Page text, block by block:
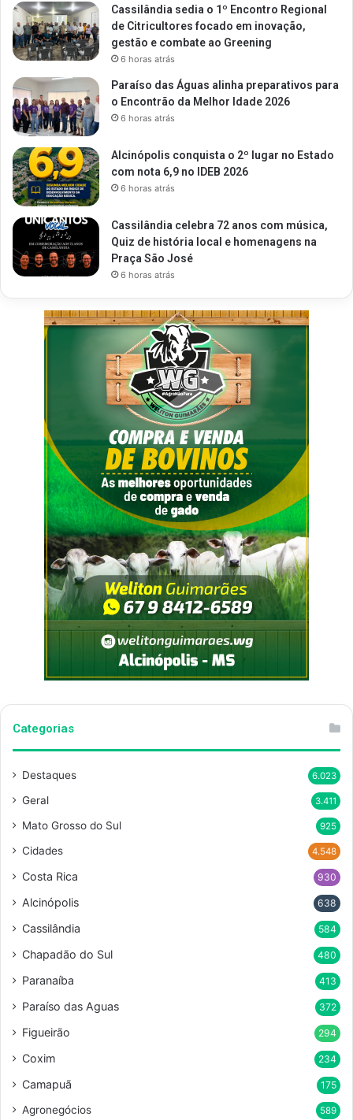
Cassilândia sedia o 1º Encontro Regional
de Citricultores focado em inovação,
gestão e combate ao Greening
6 horas atrás
Paraíso das Águas alinha preparativos para
o Encontrão da Melhor Idade 2026
6 horas atrás
Alcinópolis conquista o 2º lugar no Estado
com nota 6,9 no IDEB 2026
6 horas atrás
Cassilândia celebra 72 anos com música,
Quiz de história local e homenagens na
Praça São José
6 horas atrás
Categorias
Destaques 6.023
Geral 3.411
Mato Grosso do Sul 925
Cidades 4.548
Costa Rica 930
Alcinópolis 638
Cassilândia 584
Chapadão do Sul 480
Paranaíba 413
Paraíso das Aguas 372
Figueirão 294
Coxim 234
Camapuã 175
Agronegócios 589